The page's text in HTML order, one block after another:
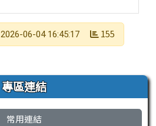
2026-06-04 16:45:17 155
專區連結
常用連結